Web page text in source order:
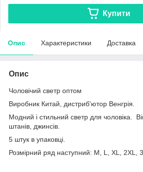
Купити
Опис Характеристики Доставка
Опис
Чоловічий светр оптом
Виробник Китай, дистриб'ютор Венгрія.
Модний і стильний светр для чоловіка.
штанів, джинсів.
5 штук в упаковці.
Розмірний ряд наступний: M, L, XL, 2XL,